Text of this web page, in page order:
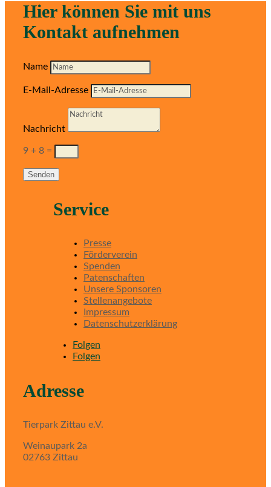
Hier können Sie mit uns
Kontakt aufnehmen
Name
E-Mail-Adresse
Nachricht
9 + 8 =
Senden
Service
Presse
Förderverein
Spenden
Patenschaften
Unsere Sponsoren
Stellenangebote
Impressum
Datenschutzerklärung
Folgen
Folgen
Adresse
Tierpark Zittau e.V.
Weinaupark 2a
02763 Zittau